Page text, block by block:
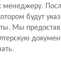
менеджеру.
будут
Мы